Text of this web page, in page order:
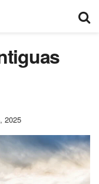
2025